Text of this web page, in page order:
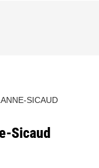
SICAUD
Sicaud